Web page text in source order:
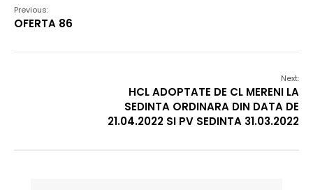
Previous:
OFERTA 86
Next:
HCL ADOPTATE DE CL MERENI LA
SEDINTA ORDINARA DIN DATA DE
21.04.2022 SI PV SEDINTA 31.03.2022